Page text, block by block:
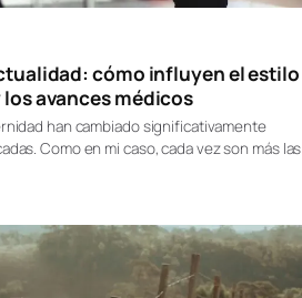
cómo influyen el estilo
los avances médicos
han cambiado significativamente
Como en mi caso, cada vez son más las